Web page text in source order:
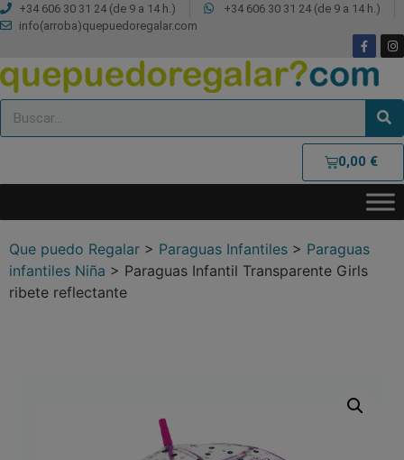
+34 606 30 31 24 (de 9 a 14 h.)
+34 606 30 31 24 (de 9 a 14 h.)
info(arroba)quepuedoregalar.com
0,00 €
Que puedo Regalar > Paraguas Infantiles > Paraguas
infantiles Niña > Paraguas Infantil Transparente Girls
ribete reflectante